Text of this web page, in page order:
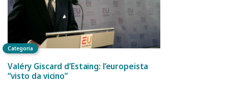
Categoria
Valéry Giscard d’Estaing: l’europeista
“visto da vicino”